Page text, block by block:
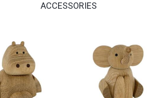
ACCESSORIES